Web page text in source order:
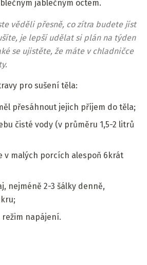
jablečným octem.
věděli přesně, co zítra budete jíst
je lepší udělat si plán na týden
se ujistěte, že máte v chladničce
pro sušení těla:
přesáhnout jejich příjem do těla;
čisté vody (v průměru 1,5-2 litrů
v malých porcích alespoň 6krát
nejméně 2-3 šálky denně,
napájení.